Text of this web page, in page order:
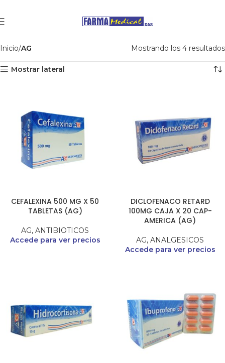
Inicio AG Mostrando los 4 resultados
Mostrar lateral
CEFALEXINA 500 MG X 50
TABLETAS (AG)
AG, ANTIBIOTICOS
Accede para ver precios
DICLOFENACO RETARD
100MG CAJA X 20 CAP-
AMERICA (AG)
AG, ANALGESICOS
Accede para ver precios